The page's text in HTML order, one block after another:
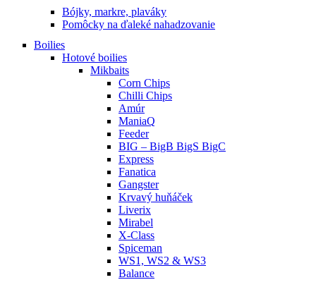
Bójky, markre, plaváky
Pomôcky na ďaleké nahadzovanie
Boilies
Hotové boilies
Mikbaits
Corn Chips
Chilli Chips
Amúr
ManiaQ
Feeder
BIG – BigB BigS BigC
Express
Fanatica
Gangster
Krvavý huňáček
Liverix
Mirabel
X-Class
Spiceman
WS1, WS2 & WS3
Balance